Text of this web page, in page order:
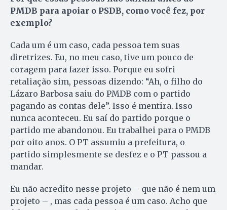
PMDB para apoiar o PSDB, como você fez, por
exemplo?
Cada um é um caso, cada pessoa tem suas
diretrizes. Eu, no meu caso, tive um pouco de
coragem para fazer isso. Porque eu sofri
retaliação sim, pessoas dizendo: “Ah, o filho do
Lázaro Barbosa saiu do PMDB com o partido
pagando as contas dele”. Isso é mentira. Isso
nunca aconteceu. Eu saí do partido porque o
partido me abandonou. Eu trabalhei para o PMDB
por oito anos. O PT assumiu a prefeitura, o
partido simplesmente se desfez e o PT passou a
mandar.
Eu não acredito nesse projeto – que não é nem um
projeto – , mas cada pessoa é um caso. Acho que